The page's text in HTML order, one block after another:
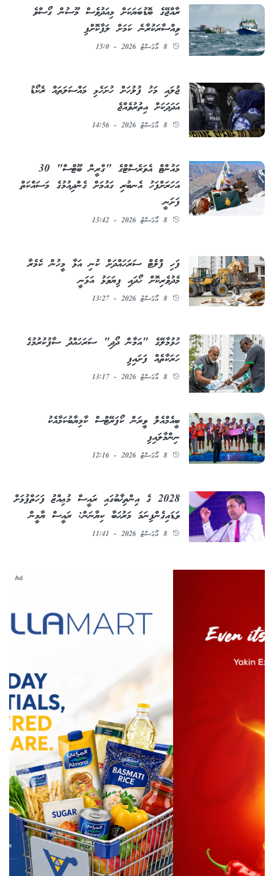
ރާއްޖޭގެ ބޮޑުބަޔަކަށް މިއަދުވެސް މޫސުން ގޯސްވެ
ވިއްސާރަކުރާނެ ކަމަށް ލަފާކޮށްފި
8 އޯގަސްޓު 2026 - 15:0
ޖުލައި މަހު ފުލުހަށް ހުށަހެޅި މައްސަލަތައް ރެކޯޑު
އަދަދަކަށް އިތުރުވެއްޖެ
8 އޯގަސްޓު 2026 - 14:56
މައުންޓް އެވަރެސްޓްގެ "ގްރީން ބޫޓްސް" 30
އަހަރަށްފަހު އެނބުރި ގައުމަށް ގެންދިއުމުގެ މަސައްކަތް
ފަށަނީ
8 އޯގަސްޓު 2026 - 13:42
ފަހި ފްލެޓް ސަރަހައްދަށް ކުނި އަޅާ މީހުން ކެމެރާ
މެދުވެރިކޮށް ހޯދައި ފިޔަވަޅު އަޅަނީ
8 އޯގަސްޓު 2026 - 13:27
ހުޅުމާލޭގެ "އަމާން ދޯދި" ސަރަހައްދު ސާފުކުރުމުގެ
ހަރަކާތެއް ފަށައިފި
8 އޯގަސްޓު 2026 - 13:17
ބީއެމްއެލް ވީރަން ކޯޕަރޭޓްސް ކާމިޔާބުކަމާއެކު
ނިންމާލައިފި
8 އޯގަސްޓު 2026 - 12:16
2028 ގެ އިންތިޚާބުގައި ރައީސް މުޢިއްޒު ފަހަތްޕުޅަށް
ވަޑައިގެންފިނަމަ މަރުޙަބާ ކިޔާނަން: ރައީސް ޔާމީން
8 އޯގަސްޓު 2026 - 11:41
Ad